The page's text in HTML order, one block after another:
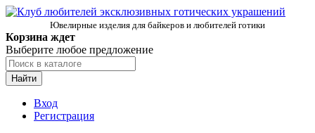
Ювелирные изделия для байкеров и любителей готики
Корзина ждет
Выберите любое предложение
Найти
Вход
Регистрация